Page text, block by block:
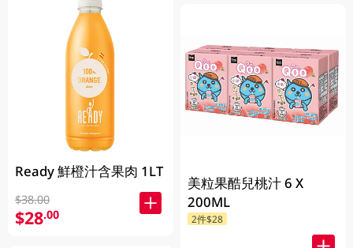
Ready 鮮橙汁含果肉 1LT
$38.00
$28.00
美粒果酷兒桃汁 6 X
200ML
2件$28